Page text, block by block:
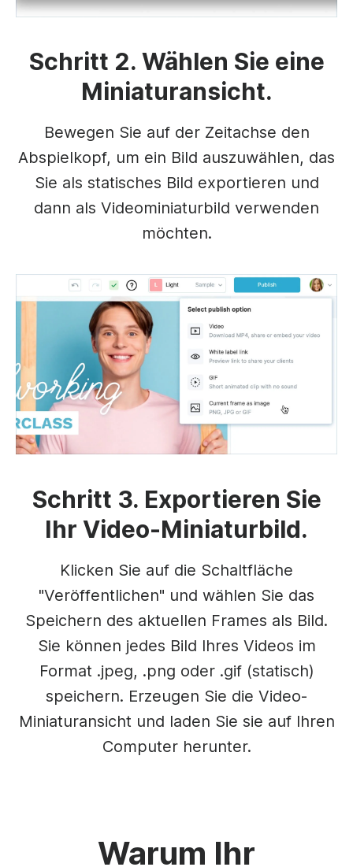
Schritt 2. Wählen Sie eine
Miniaturansicht.
Bewegen Sie auf der Zeitachse den
Abspielkopf, um ein Bild auszuwählen, das
Sie als statisches Bild exportieren und
dann als Videominiaturbild verwenden
möchten.
Schritt 3. Exportieren Sie
Ihr Video-Miniaturbild.
Klicken Sie auf die Schaltfläche
"Veröffentlichen" und wählen Sie das
Speichern des aktuellen Frames als Bild.
Sie können jedes Bild Ihres Videos im
Format .jpeg, .png oder .gif (statisch)
speichern. Erzeugen Sie die Video-
Miniaturansicht und laden Sie sie auf Ihren
Computer herunter.
Warum Ihr